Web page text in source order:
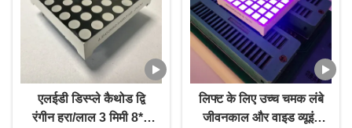
एलईडी डिस्प्ले कैथोड द्वि
रंगीन हरा/लाल 3 मिमी 8*8
लिफ्ट के लिए उच्च चमक लंबे
जीवनकाल और वाइड व्यूइंग